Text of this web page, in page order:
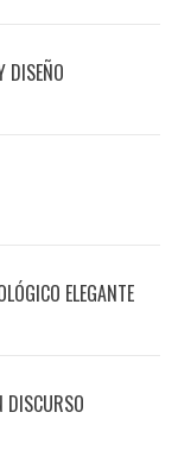
DISEÑO
ELEGANTE
DISCURSO